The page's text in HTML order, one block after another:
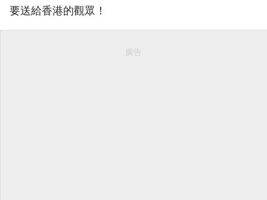
要送給香港的觀眾！
廣告